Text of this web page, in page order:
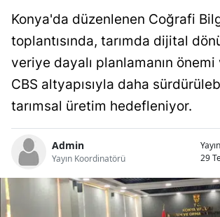
Konya'da düzenlenen Coğrafi
toplantısında, tarımda dijital
veriye dayalı planlamanın önemi
CBS altyapısıyla daha
tarımsal üretim hedefleniyor.
Admin
Yayın Koordinatörü
29